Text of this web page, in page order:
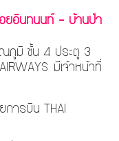
อยอินทนนท์ - บ้านป่า
ภูมิ ชั้น 4 ประตู 3
มีเจ้าหน้าที่
ยการบิน
THAI